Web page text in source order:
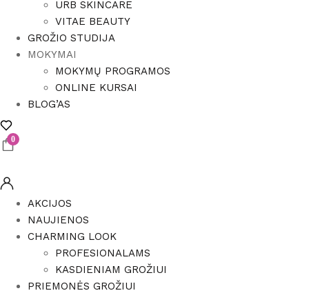
URB SKINCARE
VITAE BEAUTY
GROŽIO STUDIJA
MOKYMAI
MOKYMŲ PROGRAMOS
ONLINE KURSAI
BLOG’AS
0
AKCIJOS
NAUJIENOS
CHARMING LOOK
PROFESIONALAMS
KASDIENIAM GROŽIUI
PRIEMONĖS GROŽIUI